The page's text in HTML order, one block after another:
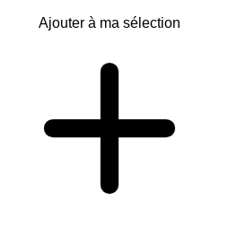
Ajouter à ma sélection